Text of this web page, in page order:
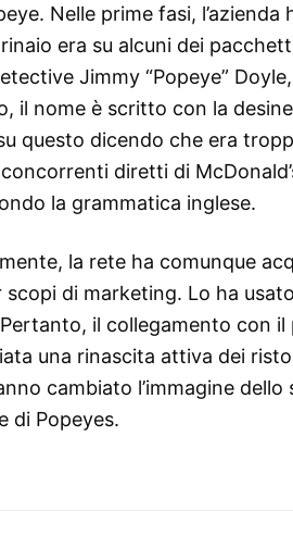
Nelle prime fasi,
era su alcuni dei
Jimmy “Popeye”
il nome è scritto con la
questo dicendo che era
diretti di
la grammatica inglese.
la rete ha comunque
scopi di marketing. Lo ha
il collegamento con
una rinascita attiva dei
cambiato l’immagine
di Popeyes.